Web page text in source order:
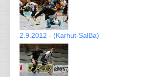
2.9.2012 - (Karhut-SalBa)